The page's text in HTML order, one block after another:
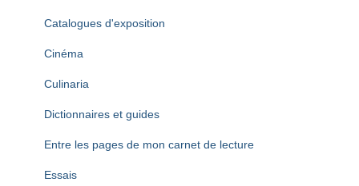
Catalogues d'exposition
Cinéma
Culinaria
Dictionnaires et guides
Entre les pages de mon carnet de lecture
Essais